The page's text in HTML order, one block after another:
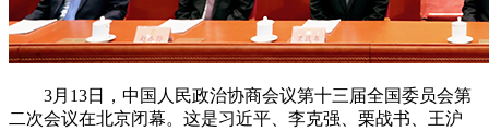
3月13日，中国人民政治协商会议第十三届全国委员会第
二次会议在北京闭幕。这是习近平、李克强、栗战书、王沪